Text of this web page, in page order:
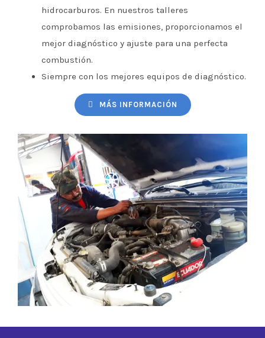
hidrocarburos. En nuestros talleres
comprobamos las emisiones, proporcionamos el
mejor diagnóstico y ajuste para una perfecta
combustión.
Siempre con los mejores equipos de diagnóstico.
MÁS INFORMACIÓN